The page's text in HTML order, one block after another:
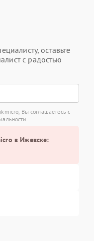
оставьте
с радостью
Вы соглашаетесь с
в Ижевске: